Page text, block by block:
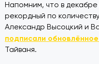
Напомним, что в
рекордный по
Александр Высоцкий и
подписали
Тайваня.